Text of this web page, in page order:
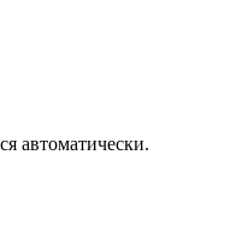
автоматически.